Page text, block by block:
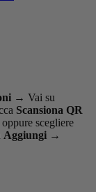
→ Vai su
Scansiona QR
scegliere
Aggiungi →